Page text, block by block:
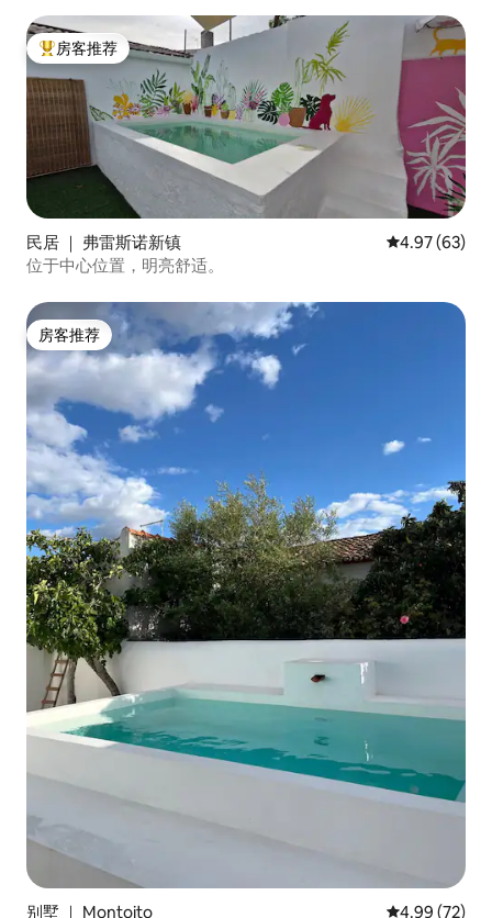
国）和Challenge Du Vin （法国）获得银
牌。 明年，我们还会用viognier葡萄酿造
一杯白葡萄酒。 我们的葡萄酒和一些产品
可在现场购买。
热门「房客推荐」
房客推荐
民居 ｜ 弗雷斯诺新镇 平均评分
4.97 (63)
位于中心位置，明亮舒适。
房客推荐
房客推荐
别墅 ｜ Montoito 平均评分
4.99 (72)